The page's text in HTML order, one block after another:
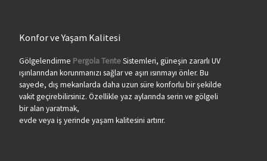
Konfor ve Yaşam Kalitesi
Gölgelendirme Pergola TenteSistemleri, güneşin zararlı UV
ışınlarından korunmanızı sağlar ve aşırı ısınmayı önler. Bu
sayede, dış mekanlarda daha uzun süre konforlu bir şekilde
vakit geçirebilirsiniz. Özellikle yaz aylarında serin ve gölgeli
bir alan yaratmak,
evde veya iş yerinde yaşam kalitesini artırır.